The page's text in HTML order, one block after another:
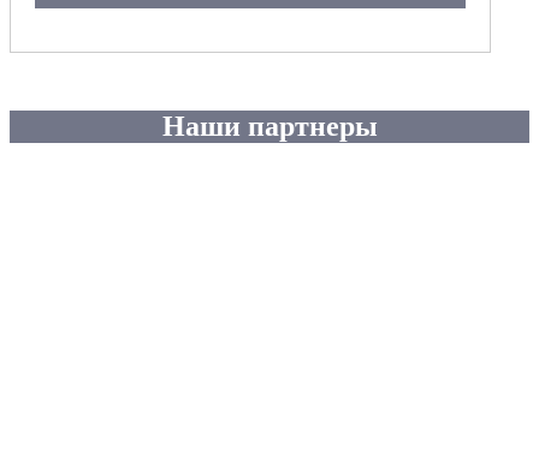
Наши партнеры